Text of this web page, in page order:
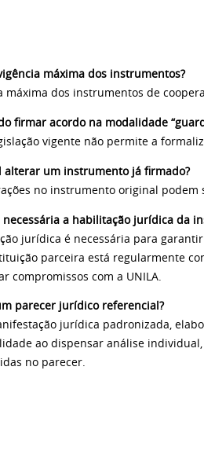
máxima dos instrumentos?
máxima dos instrumentos de
firmar acordo na modalidade
vigente não permite a
alterar um instrumento já firmado?
no instrumento original
necessária a habilitação jurídica da
jurídica é necessária para
parceira está regularmente
compromissos com a UNILA.
parecer jurídico referencial?
jurídica padronizada,
ao dispensar análise
no parecer.